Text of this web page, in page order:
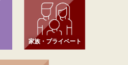
家族・プライベート